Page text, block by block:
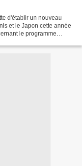
d'établir un nouveau
et le Japon cette année
le programme